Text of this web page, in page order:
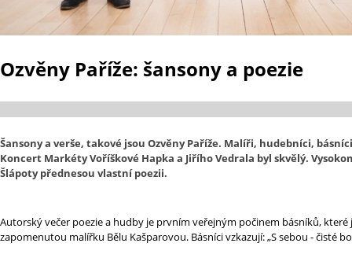
Ozvěny Paříže: šansony a poezie
Šansony a verše, takové jsou Ozvěny Paříže. Malíři, hudebníci,
Koncert Markéty Voříškové Hapka a Jiřího Vedrala byl skvělý.
Šlápoty přednesou vlastní poezii.
Autorský večer poezie a hudby je prvním veřejným počinem básníků, které
zapomenutou malířku Bělu Kašparovou. Básníci vzkazují: „S sebou - čisté